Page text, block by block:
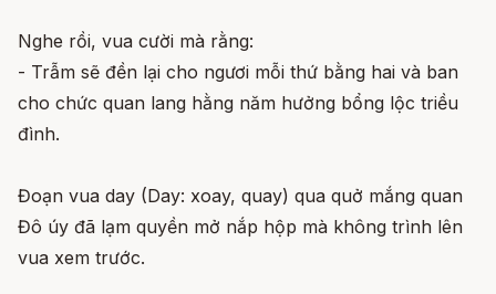
Nghe rồi, vua cười mà rằng:
- Trẫm sẽ đền lại cho ngươi mỗi thứ bằng hai và ban
cho chức quan lang hằng năm hưởng bổng lộc triều
đình.
Đoạn vua day (Day: xoay, quay) qua quở mắng quan
Đô úy đã lạm quyền mở nắp hộp mà không trình lên
vua xem trước.